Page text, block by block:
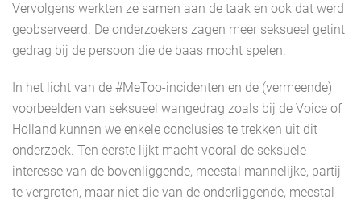
Vervolgens werkten ze samen aan de taak en ook dat werd
geobserveerd. De onderzoekers zagen meer seksueel getint
gedrag bij de persoon die de baas mocht spelen.
In het licht van de #MeToo-incidenten en de (vermeende)
voorbeelden van seksueel wangedrag zoals bij de Voice of
Holland kunnen we enkele conclusies te trekken uit dit
onderzoek. Ten eerste lijkt macht vooral de seksuele
interesse van de bovenliggende, meestal mannelijke, partij
te vergroten, maar niet die van de onderliggende, meestal